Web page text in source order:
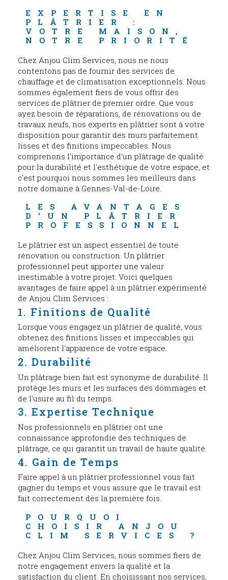
EXPERTISE EN
PLÂTRIER :
VOTRE MAISON,
NOTRE PRIORITÉ
Chez Anjou Clim Services, nous ne nous
contentons pas de fournir des services de
chauffage et de climatisation exceptionnels. Nous
sommes également fiers de vous offrir des
services de plâtrier de premier ordre. Que vous
ayez besoin de réparations, de rénovations ou de
travaux neufs, nos experts en plâtrier sont à votre
disposition pour garantir des murs parfaitement
lisses et des finitions impeccables. Nous
comprenons l'importance d'un plâtrage de qualité
pour la durabilité et l'esthétique de votre espace, et
c'est pourquoi nous sommes les meilleurs dans
notre domaine à Gennes-Val-de-Loire.
LES AVANTAGES
D'UN PLÂTRIER
PROFESSIONNEL
Le plâtrier est un aspect essentiel de toute
rénovation ou construction. Un plâtrier
professionnel peut apporter une valeur
inestimable à votre projet. Voici quelques
avantages de faire appel à un plâtrier expérimenté
de Anjou Clim Services :
1. Finitions de Qualité
Lorsque vous engagez un plâtrier de qualité, vous
obtenez des finitions lisses et impeccables qui
améliorent l'apparence de votre espace.
2. Durabilité
Un plâtrage bien fait est synonyme de durabilité. Il
protège les murs et les surfaces des dommages et
de l'usure au fil du temps.
3. Expertise Technique
Nos professionnels en plâtrier ont une
connaissance approfondie des techniques de
plâtrage, ce qui garantit un travail de haute qualité.
4. Gain de Temps
Faire appel à un plâtrier professionnel vous fait
gagner du temps et vous assure que le travail est
fait correctement dès la première fois.
POURQUOI
CHOISIR ANJOU
CLIM SERVICES ?
Chez Anjou Clim Services, nous sommes fiers de
notre engagement envers la qualité et la
satisfaction du client. En choisissant nos services,